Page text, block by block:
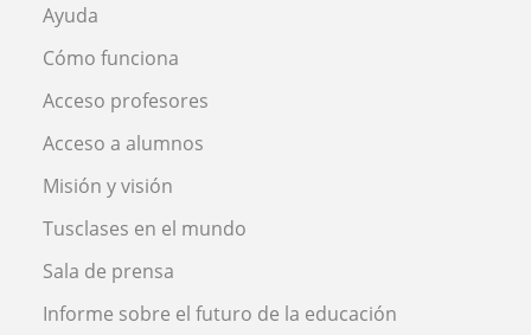
Ayuda
Cómo funciona
Acceso profesores
Acceso a alumnos
Misión y visión
Tusclases en el mundo
Sala de prensa
Informe sobre el futuro de la educación